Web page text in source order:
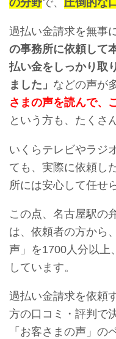
過払い金請求を無事
の事務所に依頼して
払い金をしっかり取
ました」 などの声が
さまの声を読んで、
という方も、たくさ
いくらテレビやラジ
ても、実際に依頼し
所には安心して任せ
この点、名古屋駅の
は、依頼者の方から
声」を1700人分以上
しています。
過払い金請求を依頼
方の口コミ・評判で
「お客さまの声」の